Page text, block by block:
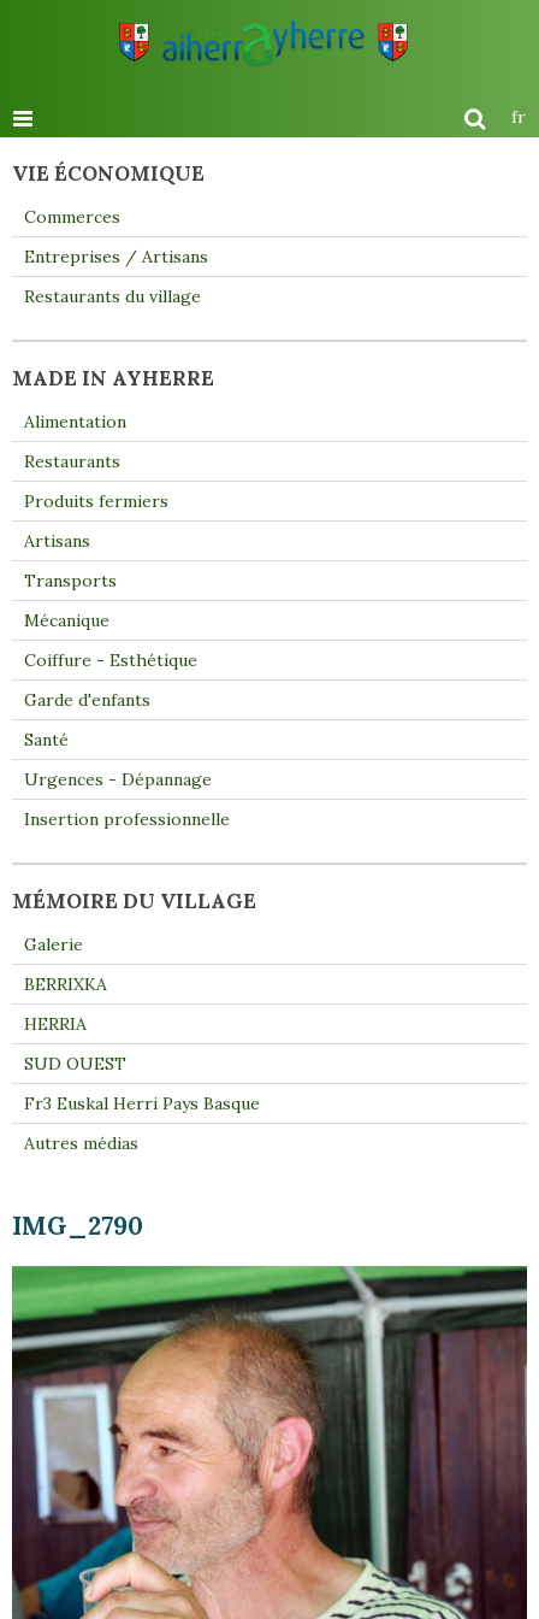
fr
IMG_2790
VIE ÉCONOMIQUE
Commerces
Entreprises / Artisans
Restaurants du village
MADE IN AYHERRE
Alimentation
Restaurants
Produits fermiers
Artisans
Transports
Mécanique
Coiffure - Esthétique
Garde d'enfants
Santé
Urgences - Dépannage
Insertion professionnelle
MÉMOIRE DU VILLAGE
Galerie
BERRIXKA
HERRIA
SUD OUEST
Fr3 Euskal Herri Pays Basque
Autres médias